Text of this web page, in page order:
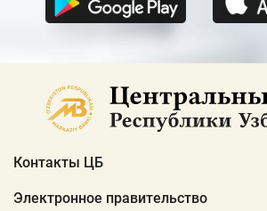
Контакты ЦБ
Электронное правительство